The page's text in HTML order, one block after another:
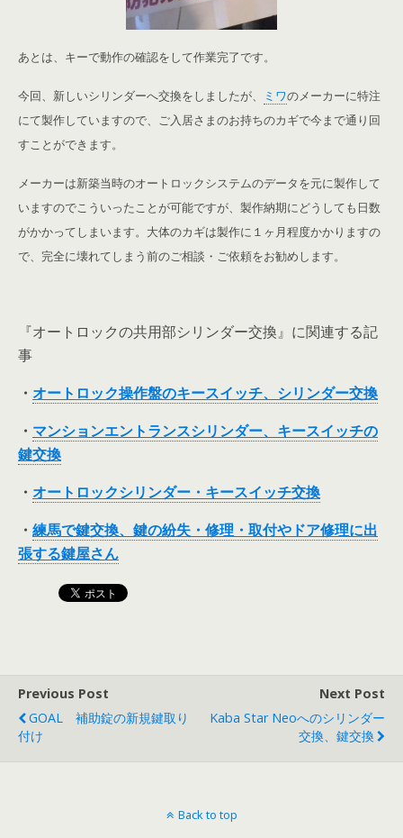
あとは、キーで動作の確認をして作業完了です。
今回、新しいシリンダーへ交換をしましたが、 ミワのメーカーに特注
にて製作していますので、ご入居さまのお持ちのカギで今まで通り回
すことができます。
メーカーは新築当時のオートロックシステムのデータを元に製作して
いますのでこういったことが可能ですが、製作納期にどうしても日数
がかかってしまいます。大体のカギは製作に１ヶ月程度かかりますの
で、完全に壊れてしまう前のご相談・ご依頼をお勧めします。
『オートロックの共用部シリンダー交換』に関連する記
事
・ オートロック操作盤のキースイッチ、シリンダー交換
・ マンションエントランスシリンダー、キースイッチの
鍵交換
・ オートロックシリンダー・キースイッチ交換
・ 練馬で鍵交換、鍵の紛失・修理・取付やドア修理に出
張する鍵屋さん
Previous Post
GOAL 補助錠の新規鍵取り
付け
Next Post
Kaba Star Neoへのシリンダー
交換、鍵交換
Back to top